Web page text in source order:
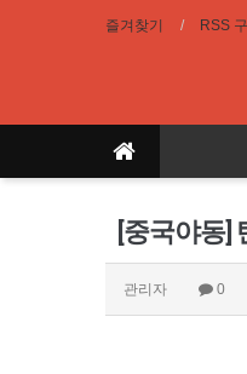
즐겨찾기 RSS
[중국야동]
관리자 0